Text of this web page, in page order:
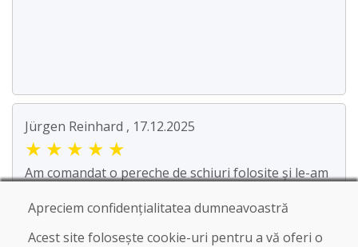
Jürgen Reinhard , 17.12.2025
★ ★ ★ ★ ★
Am comandat o pereche de schiuri folosite și le-am
Apreciem confidențialitatea dumneavoastră
Acest site folosește cookie-uri pentru a vă oferi o